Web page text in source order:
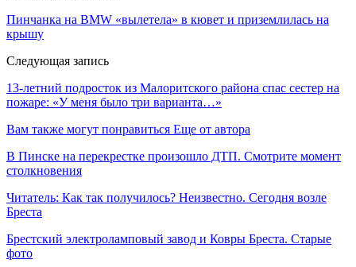
Пинчанка на BMW «вылетела» в кювет и приземлилась на
крышу
Следующая запись
13-летний подросток из Малоритского района спас сестер на
пожаре: «У меня было три варианта…»
Вам также могут понравиться Еще от автора
В Пинске на перекрестке произошло ДТП. Смотрите момент
столкновения
Читатель: Как так получилось? Неизвестно. Сегодня возле
Бреста
Брестский электроламповый завод и Ковры Бреста. Старые
фото